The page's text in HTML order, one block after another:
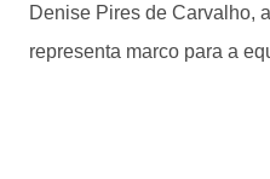
Denise Pires de Carvalho,
representa marco para a